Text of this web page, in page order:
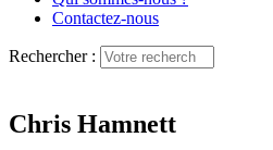
Contactez-nous
Rechercher :
Chris Hamnett